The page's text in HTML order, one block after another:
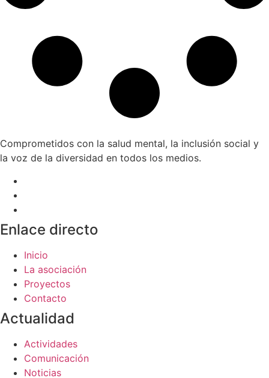
Comprometidos con la salud mental, la inclusión social y
la voz de la diversidad en todos los medios.
Enlace directo
Inicio
La asociación
Proyectos
Contacto
Actualidad
Actividades
Comunicación
Noticias